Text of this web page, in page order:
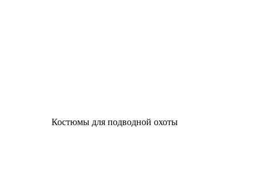
Костюмы для подводной охоты